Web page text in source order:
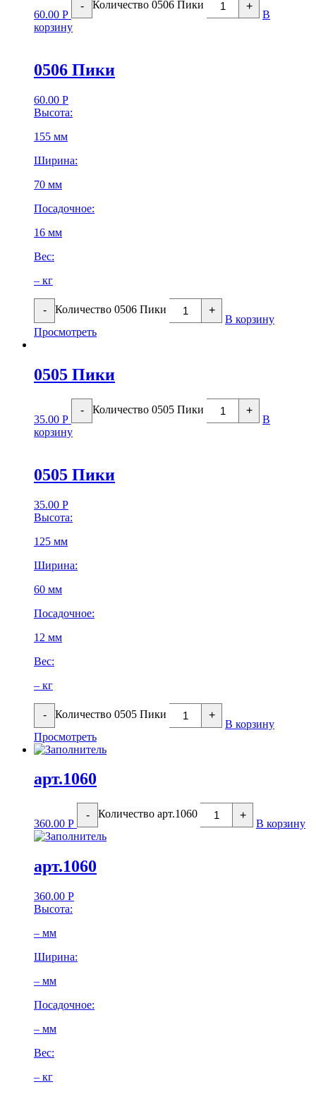
60.00 Р
- Количество 0506 Пики +
В
корзину
0506 Пики
60.00 Р
Высота:
155 мм
Ширина:
70 мм
Посадочное:
16 мм
Вес:
– кг
- Количество 0506 Пики +
В корзину
Просмотреть
0505 Пики
35.00 Р
- Количество 0505 Пики +
В
корзину
0505 Пики
35.00 Р
Высота:
125 мм
Ширина:
60 мм
Посадочное:
12 мм
Вес:
– кг
- Количество 0505 Пики +
В корзину
Просмотреть
арт.1060
360.00 Р
- Количество арт.1060 +
В корзину
арт.1060
360.00 Р
Высота:
– мм
Ширина:
– мм
Посадочное:
– мм
Вес:
– кг